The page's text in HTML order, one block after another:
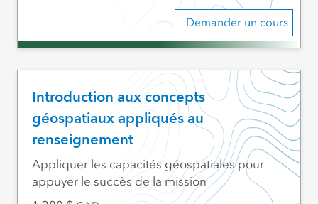
Demander un cours
Introduction aux concepts
géospatiaux appliqués au
renseignement
Appliquer les capacités géospatiales pour
appuyer le succès de la mission